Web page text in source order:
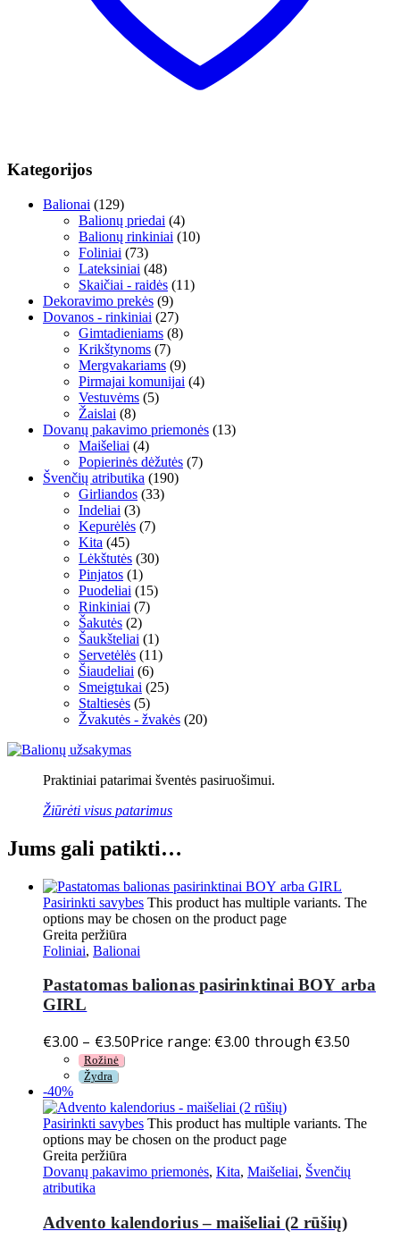
Kategorijos
Balionai (129)
Balionų priedai (4)
Balionų rinkiniai (10)
Foliniai (73)
Lateksiniai (48)
Skaičiai - raidės (11)
Dekoravimo prekės (9)
Dovanos - rinkiniai (27)
Gimtadieniams (8)
Krikštynoms (7)
Mergvakariams (9)
Pirmajai komunijai (4)
Vestuvėms (5)
Žaislai (8)
Dovanų pakavimo priemonės (13)
Maišeliai (4)
Popierinės dėžutės (7)
Švenčių atributika (190)
Girliandos (33)
Indeliai (3)
Kepurėlės (7)
Kita (45)
Lėkštutės (30)
Pinjatos (1)
Puodeliai (15)
Rinkiniai (7)
Šakutės (2)
Šaukšteliai (1)
Servetėlės (11)
Šiaudeliai (6)
Smeigtukai (25)
Staltiesės (5)
Žvakutės - žvakės (20)
Praktiniai patarimai šventės pasiruošimui.
Žiūrėti visus patarimus
Jums gali patikti…
Pasirinkti savybes This product has multiple variants. The
options may be chosen on the product page
Greita peržiūra
Foliniai, Balionai
Pastatomas balionas pasirinktinai BOY arba
GIRL
€3.00 – €3.50Price range: €3.00 through €3.50
Rožinė
Žydra
-40%
Pasirinkti savybes This product has multiple variants. The
options may be chosen on the product page
Greita peržiūra
Dovanų pakavimo priemonės, Kita, Maišeliai, Švenčių
atributika
Advento kalendorius – maišeliai (2 rūšių)